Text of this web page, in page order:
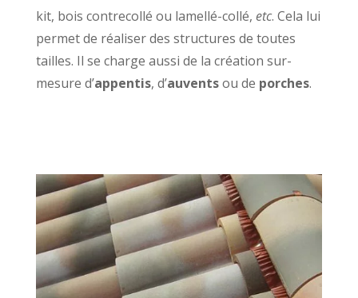
kit, bois contrecollé ou lamellé-collé, etc. Cela lui
permet de réaliser des structures de toutes
tailles. Il se charge aussi de la création sur-
mesure d’appentis, d’auventsou de porches.